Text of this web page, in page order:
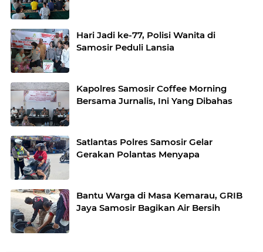
Hari Jadi ke-77, Polisi Wanita di
Samosir Peduli Lansia
Kapolres Samosir Coffee Morning
Bersama Jurnalis, Ini Yang Dibahas
Satlantas Polres Samosir Gelar
Gerakan Polantas Menyapa
Bantu Warga di Masa Kemarau, GRIB
Jaya Samosir Bagikan Air Bersih